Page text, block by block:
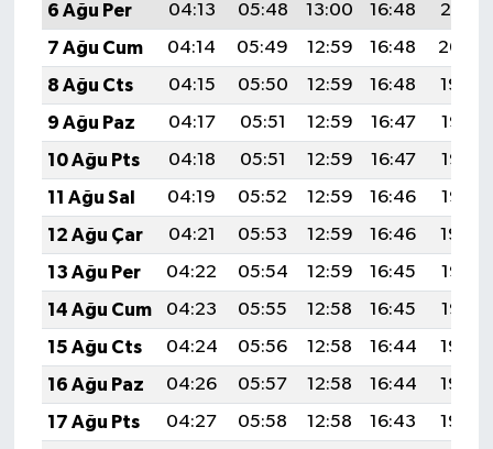
6 Ağu Per
04:13 05:48 13:00 16:48
20:01
7 Ağu Cum
04:14 05:49 12:59 16:48
20:00
8 Ağu Cts
04:15 05:50 12:59 16:48
19:59
9 Ağu Paz
04:17 05:51 12:59 16:47
19:58
10 Ağu Pts
04:18 05:51 12:59 16:47
19:57
11 Ağu Sal
04:19 05:52 12:59 16:46
19:55
12 Ağu Çar
04:21 05:53 12:59 16:46
19:54
13 Ağu Per
04:22 05:54 12:59 16:45
19:53
14 Ağu Cum
04:23 05:55 12:58 16:45
19:52
15 Ağu Cts
04:24 05:56 12:58 16:44
19:50
16 Ağu Paz
04:26 05:57 12:58 16:44
19:49
17 Ağu Pts
04:27 05:58 12:58 16:43
19:48